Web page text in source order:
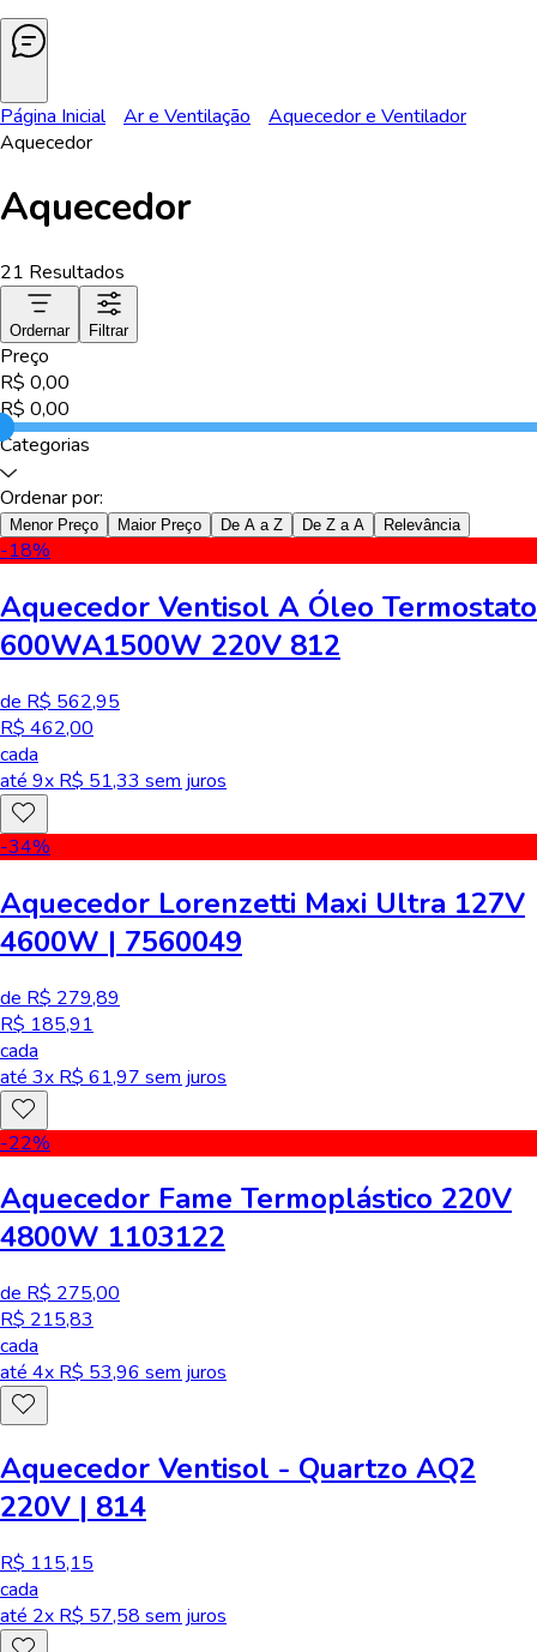
Página Inicial Ar e Ventilação
Aquecedor e Ventilador
Aquecedor
Aquecedor
21 Resultados
Ordernar Filtrar
Preço
R$ 0,00
R$ 0,00
Categorias
Ordenar por:
Menor Preço Maior Preço De A a Z De Z a A Relevância
-18%
Aquecedor Ventisol A Óleo Termostato
600WA1500W 220V 812
de R$ 562,95
R$ 462,00
cada
até 9x R$ 51,33 sem juros
-34%
Aquecedor Lorenzetti Maxi Ultra 127V
4600W | 7560049
de R$ 279,89
R$ 185,91
cada
até 3x R$ 61,97 sem juros
-22%
Aquecedor Fame Termoplástico 220V
4800W 1103122
de R$ 275,00
R$ 215,83
cada
até 4x R$ 53,96 sem juros
Aquecedor Ventisol - Quartzo AQ2
220V | 814
R$ 115,15
cada
até 2x R$ 57,58 sem juros